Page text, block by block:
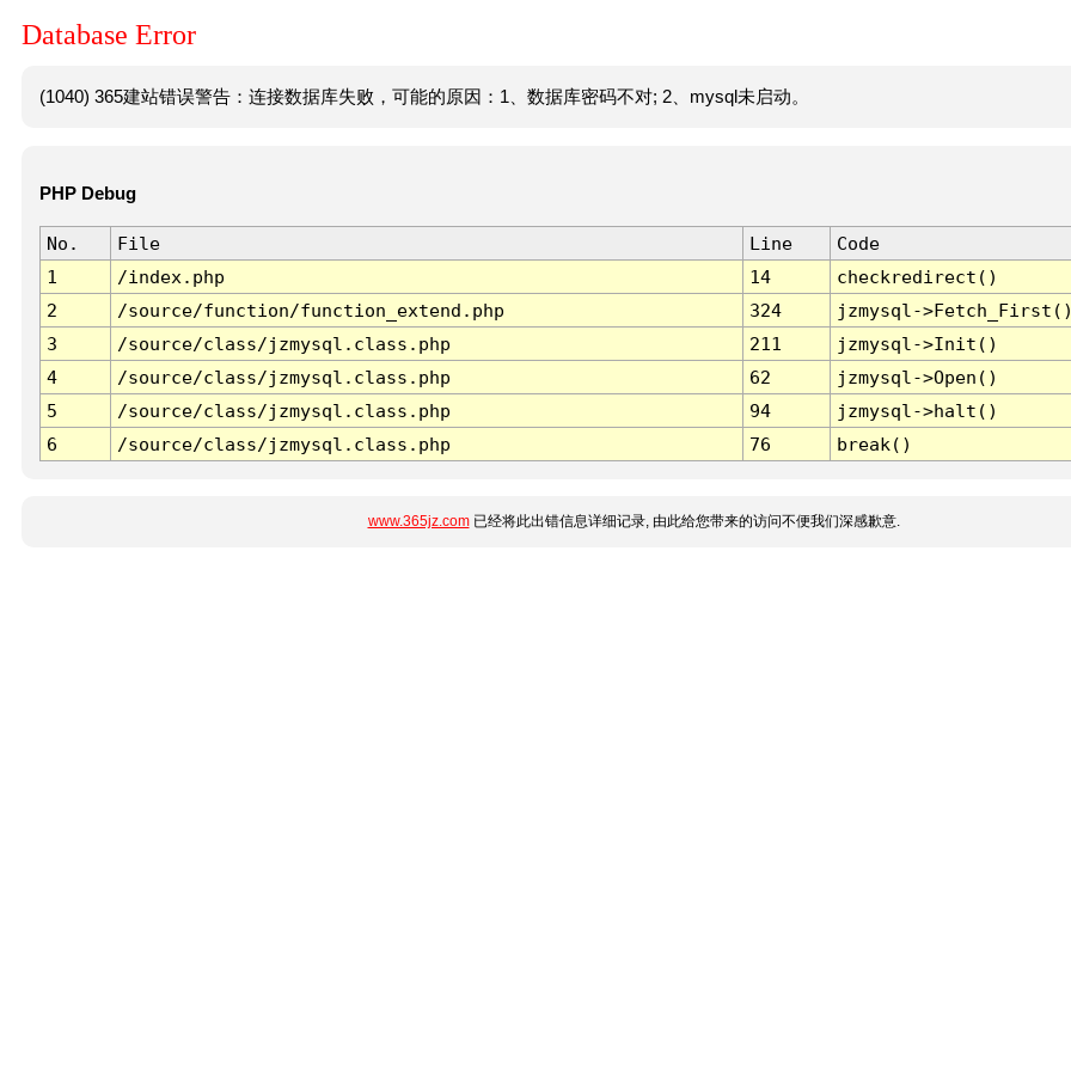
Database Error
(1040) 365建站错误警告：连接数据库失败，可能的原因：1、数据库密码不对; 2、mysql未启动。
PHP Debug
No. File Line
Code
1
/index.php 14
checkredirect()
2
/source/function/function_extend.php 324
jzmysql-
3
/source/class/jzmysql.class.php 211
jzmysql->Init()
4
/source/class/jzmysql.class.php 62
jzmysql->Open()
5
/source/class/jzmysql.class.php 94
jzmysql->halt()
6
/source/class/jzmysql.class.php 76 break()
www.365jz.com已经将此出错信息详细记录, 由此给您带来的访问不便我们深感歉意.